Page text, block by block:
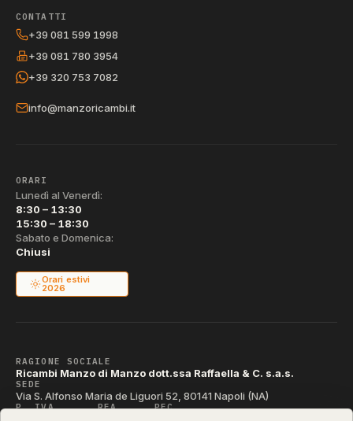
CONTATTI
+39 081 599 1998
+39 081 780 3954
+39 320 753 7082
info@manzoricambi.it
ORARI
Lunedì al Venerdì:
8:30 – 13:30
15:30 – 18:30
Sabato e Domenica:
Chiusi
Orari estivi
2026
RAGIONE SOCIALE
Ricambi Manzo di Manzo dott.ssa Raffaella & C. s.a.s.
SEDE
Via S. Alfonso Maria de Liguori 52, 80141 Napoli (NA)
P. IVA REA PEC